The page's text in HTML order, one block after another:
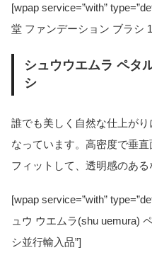
[wpap service=”with”
堂 ファンデーション ブラシ
シュウウエムラ ペタ
シ
誰でも美しく自然な仕上が
なっています。高密度で垂
フィットして、透明感のある
[wpap service=”with”
ュウ ウエムラ(shu uemura)
シ並行輸入品”]